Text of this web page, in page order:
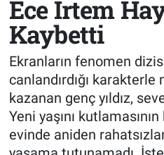
Ece İrtem
Kaybetti
Ekranların fenomen
canlandırdığı
kazanan genç yıldız,
Yeni yaşını
evinde aniden
Sağlık
Spor
Teknoloji
Tv Medya
KÜLTÜR SANAT